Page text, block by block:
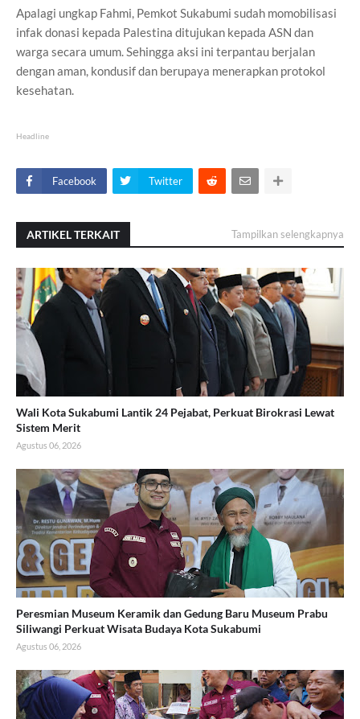
Apalagi ungkap Fahmi, Pemkot Sukabumi sudah momobilisasi
infak donasi kepada Palestina ditujukan kepada ASN dan
warga secara umum. Sehingga aksi ini terpantau berjalan
dengan aman, kondusif dan berupaya menerapkan protokol
kesehatan.
Headline
Facebook Twitter
ARTIKEL TERKAIT Tampilkan selengkapnya
Wali Kota Sukabumi Lantik 24 Pejabat, Perkuat Birokrasi Lewat
Sistem Merit
Agustus 06, 2026
Peresmian Museum Keramik dan Gedung Baru Museum Prabu
Siliwangi Perkuat Wisata Budaya Kota Sukabumi
Agustus 06, 2026